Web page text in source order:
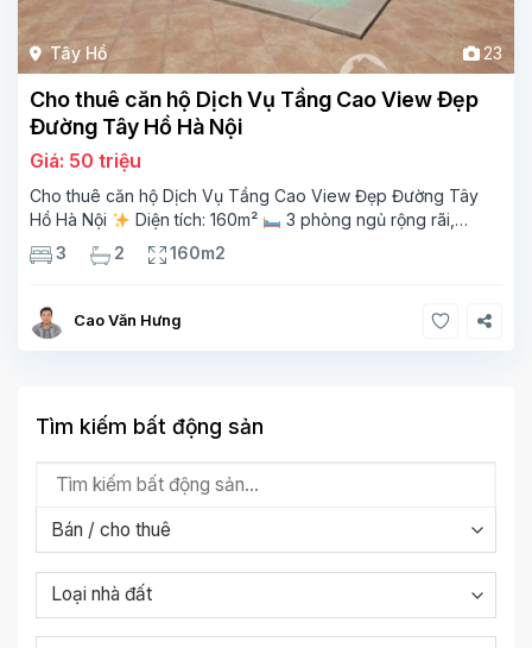
Tây Hồ 23
Cho thuê căn hộ Dịch Vụ Tầng Cao View Đẹp
Đường Tây Hồ Hà Nội
Giá: 50 triệu
Cho thuê căn hộ Dịch Vụ Tầng Cao View Đẹp Đường Tây
Hồ Hà Nội
Diện tích: 160m²
3 phòng ngủ rộng rãi,
thoáng sáng
2 phòng tắm tiện nghi
khách hiện đại, ban công thoáng mát
3 2 160m2
Cao Văn Hưng
Tìm kiếm bất động sản